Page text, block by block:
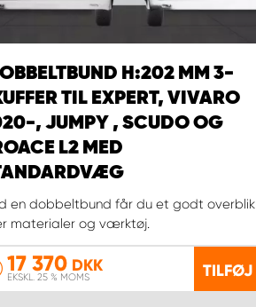
H:202 MM 3-
TIL EXPERT, VIVARO
, JUMPY , SCUDO OG
L2 MED
en dobbeltbund får du et godt overblik
materialer og værktøj.
17 370 DKK
EKSKL. 25 % MOMS TILFØJ